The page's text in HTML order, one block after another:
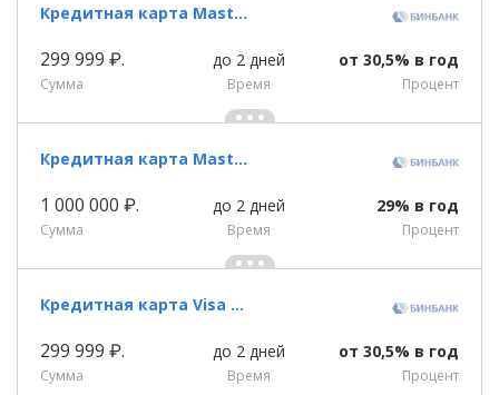
Кредитная карта Masterсard World «SVO club» Бинбанка
299 999 ₽.
Сумма
до 2 дней
Время
от 30,5% в год
Процент
Кредитная карта Masterсard World Black Edition «Премиум SVO club» Бинбанка
1 000 000 ₽.
Сумма
до 2 дней
Время
29% в год
Процент
Кредитная карта Visa Platinum «Ozon» Бинбанка
299 999 ₽.
Сумма
до 2 дней
Время
от 30,5% в год
Процент